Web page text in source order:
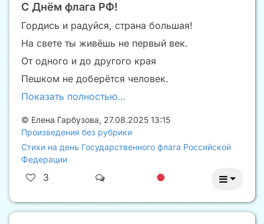
С Днëм флага РФ!
Гордись и радуйся, страна большая!
На свете ты живëшь не первый век.
От одного и до другого края
Пешком не доберëтся человек.
Показать полностью…
© Елена Гарбузова, 27.08.2025 13:15
Произведения без рубрики
Стихи на день Государственного флага Российской
Федерации
3